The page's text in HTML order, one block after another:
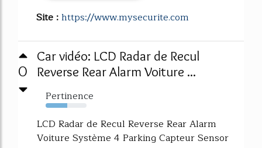
Site :https://www.mysecurite.com
0
Car vidéo: LCD Radar de Recul
Reverse Rear Alarm Voiture ...
Pertinence
53%
LCD Radar de Recul Reverse Rear Alarm
Voiture Système 4 Parking Capteur Sensor